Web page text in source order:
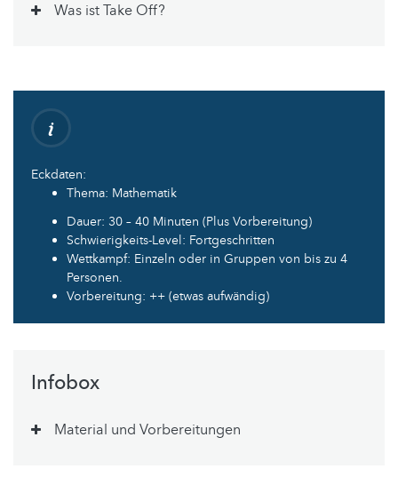
Was ist Take Off?
Eckdaten:
Thema: Mathematik
Dauer: 30 – 40 Minuten (Plus Vorbereitung)
Schwierigkeits-Level: Fortgeschritten
Wettkampf: Einzeln oder in Gruppen von bis zu 4
Personen.
Vorbereitung: ++ (etwas aufwändig)
Infobox
Material und Vorbereitungen